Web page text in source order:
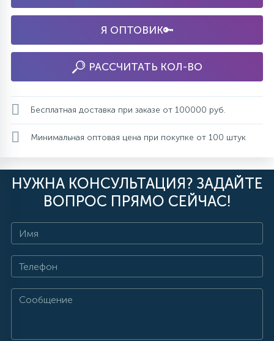
Я ОПТОВИК🔑
РАССЧИТАТЬ КОЛ-ВО
Бесплатная доставка при заказе от 100000 руб.
Минимальная оптовая цена при покупке от 100 штук
НУЖНА КОНСУЛЬТАЦИЯ? ЗАДАЙТЕ
ВОПРОС ПРЯМО СЕЙЧАС!